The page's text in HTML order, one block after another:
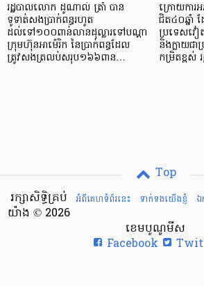
រដ្ឋបាលលោក ដូណាល់ ត្រាំ បាន​
ទូទាត់សងប្រាក់ពន្ធរហូត
ដល់ទៅ១០០ពាន់លានដុល្លារទៅបណ្ដា
ក្រុមហ៊ុនអាម៉េរិក នៃប្រាក់ពន្ធដែល
ត្រូវសងត្រលប់សរុប១៦៦ពាន…
ក្រោយការ
ជិត៤០ឆ្នាំ
ប្រទេសវៀ
និងក្លាយជ
កម្រិតខ្ពស់
Top
អំពីគេហទំព័រនេះ
ទាក់ទងយើងខ្ញំ
រក្សាសិទ្ធិគ្រប់
យ៉ាង © 2026
ខេមបូណូមីស
Facebook